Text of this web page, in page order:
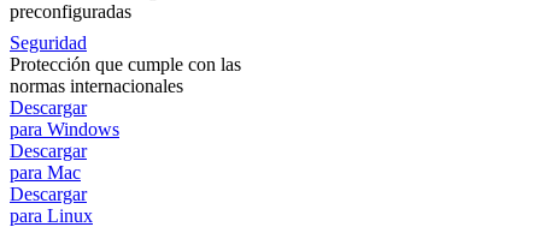
preconfiguradas
Seguridad
Protección que cumple con las
normas internacionales
Descargar
para Windows
Descargar
para Mac
Descargar
para Linux